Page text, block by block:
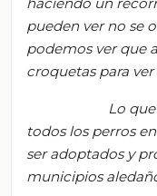
pueden ver no se
podemos ver que
croquetas para ver
Lo
todos los perros
ser adoptados y
municipios